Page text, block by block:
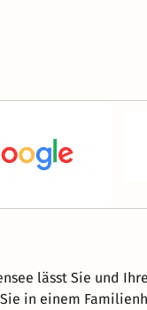
lässt Sie und
in einem